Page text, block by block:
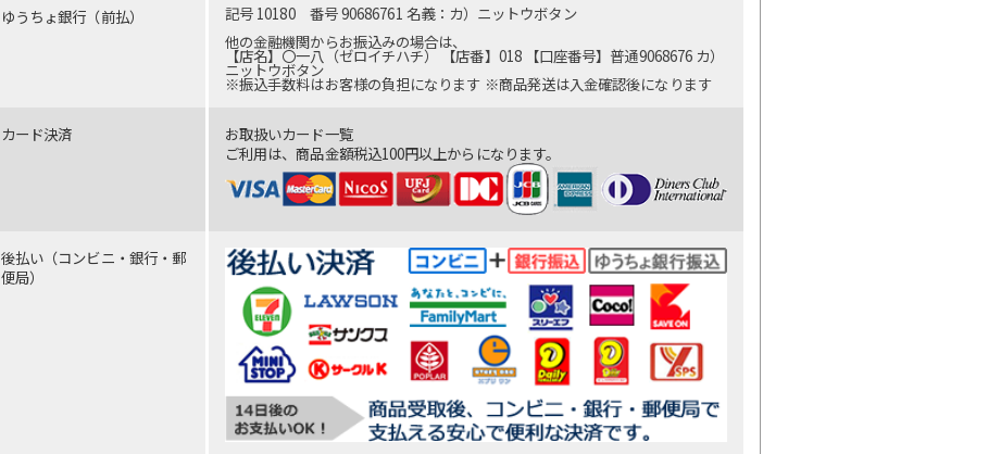
ゆうちょ銀行（前払）
記号 10180 番号 90686761 名義：カ）ニットウボタン
他の金融機関からお振込みの場合は、
【店名】〇一八（ゼロイチハチ） 【店番】018 【口座番号】普通9068676 カ）
ニットウボタン
※振込手数料はお客様の負担になります ※商品発送は入金確認後になります
カード決済
お取扱いカード一覧
ご利用は、商品金額税込100円以上からになります。
後払い（コンビニ・銀行・郵
便局）